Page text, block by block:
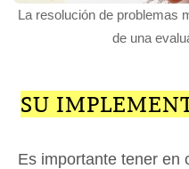
La resolución de problemas
de una
SU
Es importante tener en